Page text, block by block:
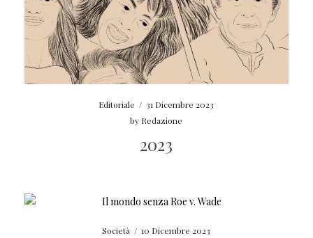
Editoriale / 31 Dicembre 2023
by Redazione
2023
Società / 10 Dicembre 2023